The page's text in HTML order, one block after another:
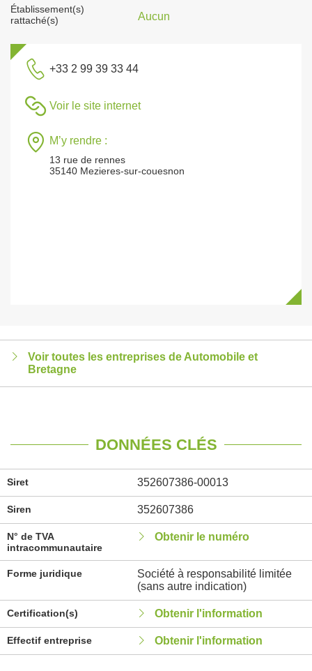
Établissement(s)
rattaché(s)
Aucun
+33 2 99 39 33 44
Voir le site internet
M’y rendre :
13 rue de rennes
35140 Mezieres-sur-couesnon
Voir toutes les entreprises de Automobile et
Bretagne
DONNÉES CLÉS
Siret 352607386-00013
Siren 352607386
N° de TVA
intracommunautaire
Obtenir le numéro
Forme juridique
Société à responsabilité limitée
(sans autre indication)
Certification(s) Obtenir l'information
Effectif entreprise Obtenir l'information